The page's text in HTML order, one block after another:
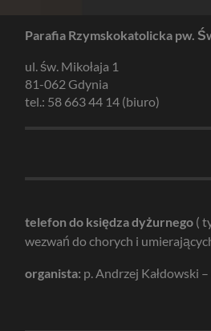
Parafia Rzymskokatolicka pw.
ul. św. Mikołaja 1
81-062 Gdynia
tel.: 58 663 44 14 (biuro)
telefon do księdza dyżurnego (
wezwań do chorych i
organista: p. Andrzej Kałdowski